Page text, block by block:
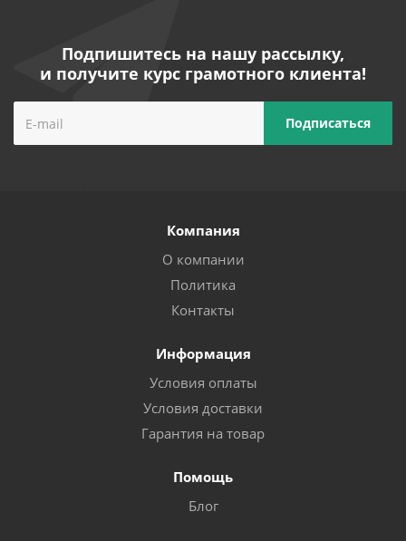
Подпишитесь на нашу рассылку,
и получите курс грамотного клиента!
Компания
О компании
Политика
Контакты
Информация
Условия оплаты
Условия доставки
Гарантия на товар
Помощь
Блог